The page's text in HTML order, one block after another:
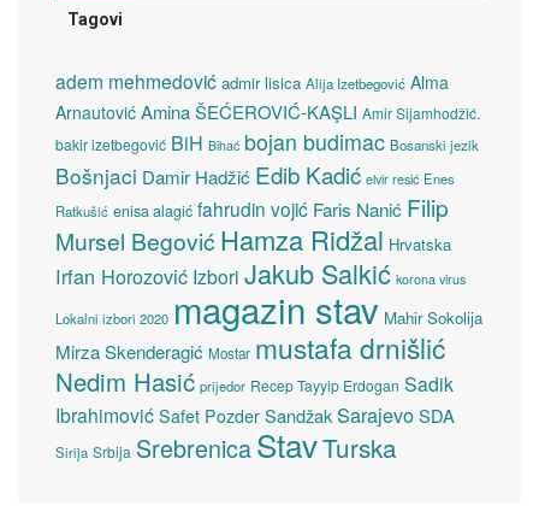
Tagovi
adem mehmedović admir lisica Alija Izetbegović Alma
Arnautović Amina ŠEĆEROVIĆ-KAŞLI Amir Sijamhodžić.
bakir izetbegović BiH Bihać bojan budimac Bosanski jezik
Bošnjaci Damir Hadžić Edib Kadić elvir resić Enes
Ratkušić enisa alagić fahrudin vojić Faris Nanić Filip
Mursel Begović Hamza Ridžal Hrvatska
Irfan Horozović Izbori Jakub Salkić korona virus
Lokalni izbori 2020 magazin stav Mahir Sokolija
Mirza Skenderagić Mostar mustafa drnišlić
Nedim Hasić prijedor Recep Tayyip Erdogan Sadik
Ibrahimović Safet Pozder SandžakSarajevoSDA
Sirija Srbija SrebrenicaStavTurska